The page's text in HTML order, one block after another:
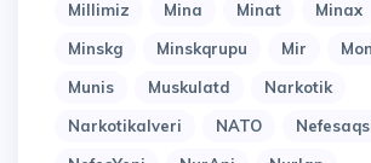
Millimiz
Mina Minat Minax
Minskg
Minskqrupu Mir
Munis
Muskulatd
Narkotik
Narkotikalveri
NATO